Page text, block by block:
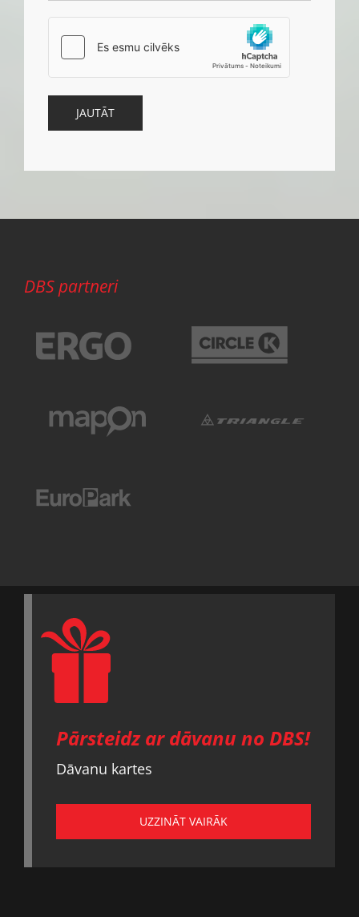
DBS partneri
Pārsteidz ar dāvanu no DBS!
Dāvanu kartes
UZZINĀT VAIRĀK